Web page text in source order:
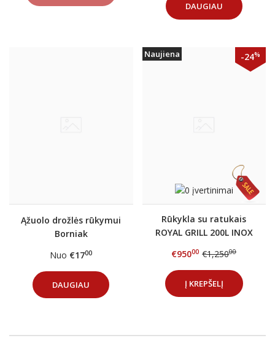
DAUGIAU
Ąžuolo drožlės rūkymui
Borniak
Nuo €1700
DAUGIAU
Naujiena -24%
Rūkykla su ratukais
ROYAL GRILL 200L INOX
€95000 €1,25000
Į KREPŠELĮ